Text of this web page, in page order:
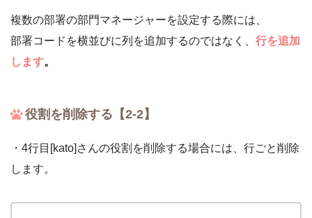
複数の部署の部門マネージャーを設定する際には、
部署コードを横並びに列を追加するのではなく、 行を追加
します。
役割を削除する【2-2】
・4行目[kato]さんの役割を削除する場合には、行ごと削除
します。